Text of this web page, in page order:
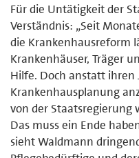
Für die Untätigkeit der
Verständnis: „Seit
die Krankenhausreform
Krankenhäuser, Träger
Hilfe. Doch anstatt ihren
Krankenhausplanung
von der
Das muss ein Ende
sieht Waldmann